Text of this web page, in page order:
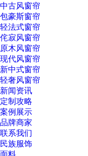
中古风窗帘
包豪斯窗帘
轻法式窗帘
侘寂风窗帘
原木风窗帘
现代风窗帘
新中式窗帘
轻奢风窗帘
新闻资讯
定制攻略
案例展示
品牌商家
联系我们
民族服饰
面料